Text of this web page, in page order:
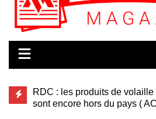
RDC : les produits de
sont encore hors du pays (